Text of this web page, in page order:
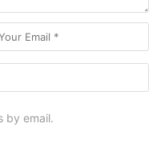
by email.